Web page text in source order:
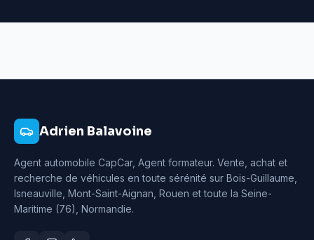
Adrien Balavoine
Agent automobile CapCar, Agent formateur. Vente, achat et
recherche de véhicules en toute sérénité sur Bois-Guillaume,
Isneauville, Mont-Saint-Aignan, Rouen et toute la Seine-
Maritime (76), Normandie.